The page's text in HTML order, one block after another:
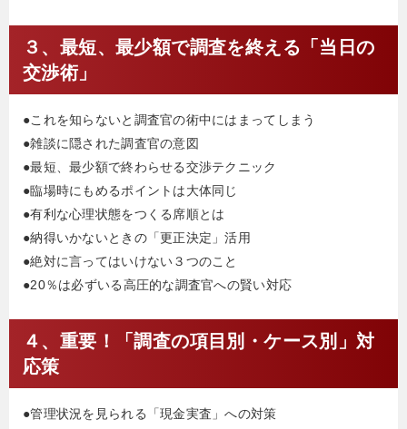
３、最短、最少額で調査を終える「当日の
交渉術」
●これを知らないと調査官の術中にはまってしまう
●雑談に隠された調査官の意図
●最短、最少額で終わらせる交渉テクニック
●臨場時にもめるポイントは大体同じ
●有利な心理状態をつくる席順とは
●納得いかないときの「更正決定」活用
●絶対に言ってはいけない３つのこと
●20％は必ずいる高圧的な調査官への賢い対応
４、重要！「調査の項目別・ケース別」対
応策
●管理状況を見られる「現金実査」への対策